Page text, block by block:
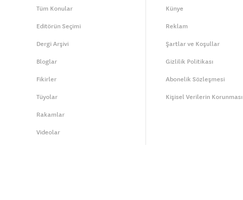
Tüm Konular
Editörün Seçimi
Dergi Arşivi
Bloglar
Fikirler
Tüyolar
Rakamlar
Videolar
Künye
Reklam
Şartlar ve Koşullar
Gizlilik Politikası
Abonelik Sözleşmesi
Kişisel Verilerin Korunması